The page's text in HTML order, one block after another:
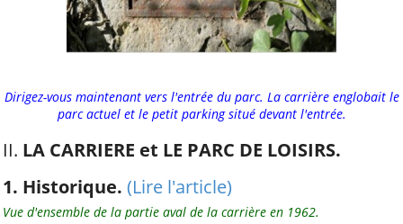
USEP 44
CDOS 44
l'AGGLOH!
Comité Laïcité
République
Dirigez-vous maintenant vers l'entrée du parc. La carrière englobait le
parc actuel et le petit parking situé devant l'entrée.
II. LA CARRIERE et LE PARC DE LOISIRS.
1. Historique. (Lire l'article)
Vue d'ensemble de la partie aval de la carrière en 1962.